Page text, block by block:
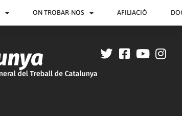
ON TROBAR-NOS AFILIACIÓ